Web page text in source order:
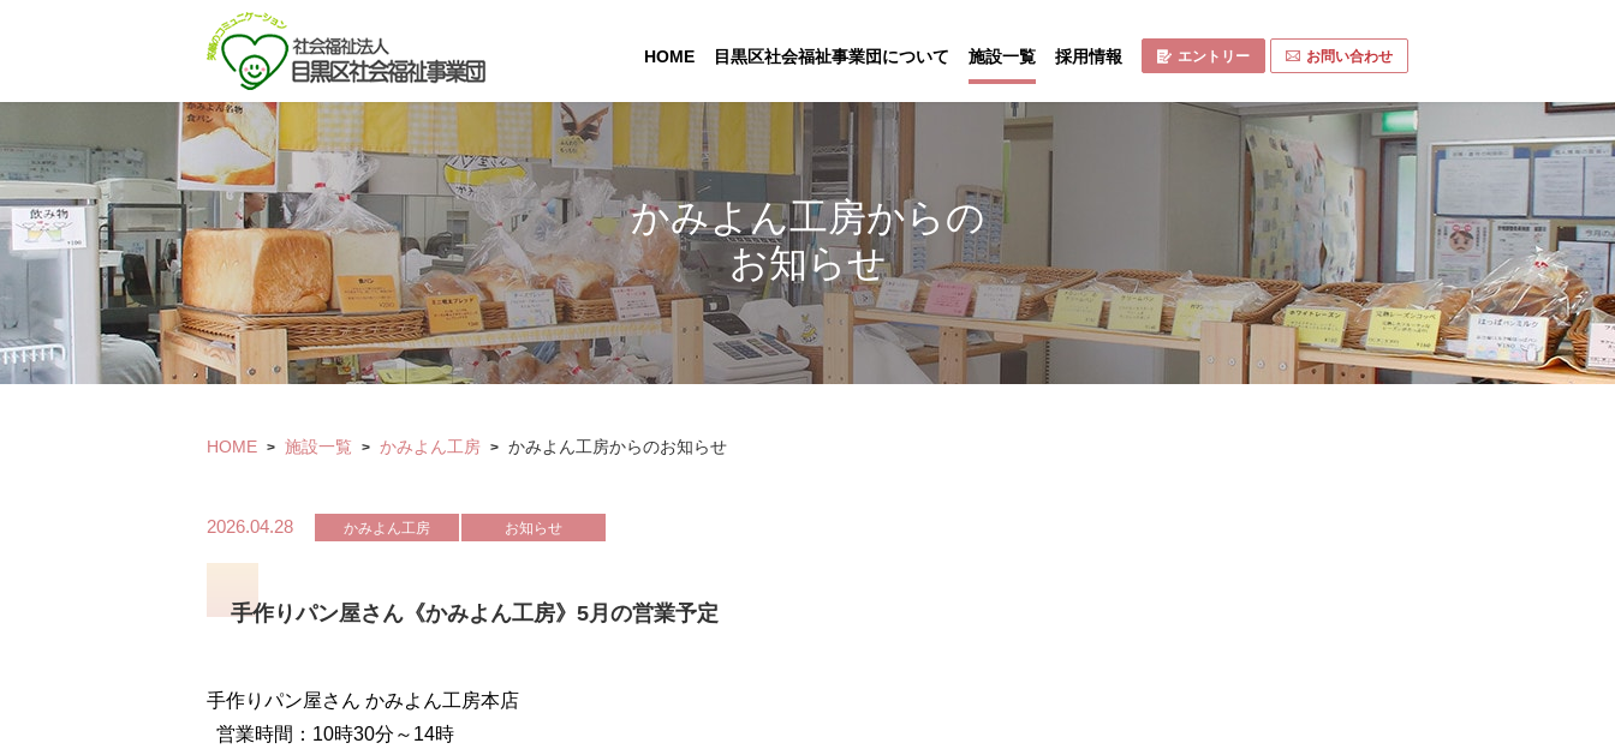
HOME 目黒区社会福祉事業団について 施設一覧 採用情報 エントリー お問い合わせ
かみよん工房からの
お知らせ
HOME > 施設一覧 > かみよん工房 > かみよん工房からのお知らせ
2026.04.28 かみよん工房 お知らせ
手作りパン屋さん《かみよん工房》5月の営業予定
手作りパン屋さん かみよん工房本店
営業時間：10時30分～14時